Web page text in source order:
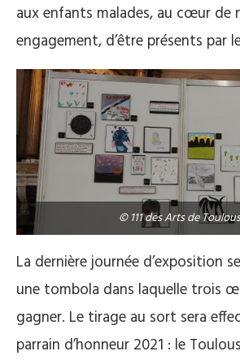
aux enfants malades, au cœur de
engagement, d’être présents par
© 111 des Arts de
La dernière journée d’exposition
une tombola dans laquelle trois
gagner. Le tirage au sort sera
parrain d’honneur 2021 : le